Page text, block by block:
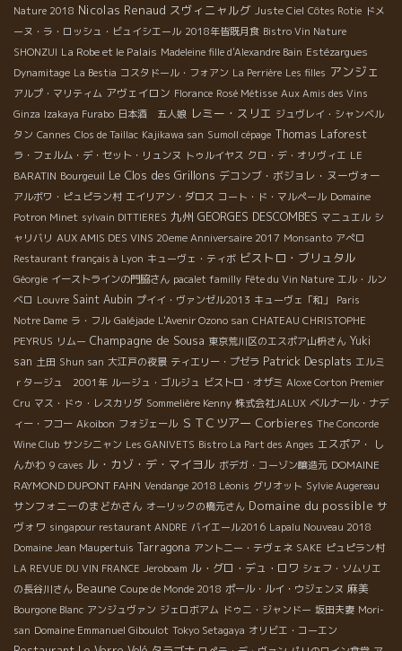
Nature 2018 Nicolas Renaud スヴィニャルグ Juste Ciel Côtes Rotie ドメ
ーヌ・ラ・ロッシュ・ビュイシエール 2018年皆既月食 Bistro Vin Nature
SHONZUI La Robe et le Palais Madeleine fille d'Alexandre Bain Estézargues
Dynamitage La Bestia コスタドール・フォアン La Perrière Les filles アンジェ
アルプ・マリティム アヴェイロン Florance Rosé Métisse Aux Amis des Vins
Ginza Izakaya Furabo 日本酒 五人娘 レミー・スリエ ジュヴレイ・シャンベル
タン Cannes Clos de Taillac Kajikawa san Sumoll cépage Thomas Laforest
ラ・フェルム・デ・セット・リュンヌ トゥルイヤス クロ・デ・オリヴィエ LE
BARATIN Bourgeuil Le Clos des Grillons デコンブ・ボジョレ・ヌーヴォー
アルボワ・ピュピラン村 エイリアン・ダロス コート・ド・マルペール Domaine
Potron Minet sylvain DITTIERES 九州 GEORGES DESCOMBES マニュエル シ
ャリバリ AUX AMIS DES VINS 20eme Anniversaire 2017 Monsanto アぺロ
Restaurant français à Lyon キューヴェ・ティボ ビストロ・ブリュタル
Géorgie イーストラインの門脇さん pacalet familly Fête du Vin Nature エル・ルン
ベロ Louvre Saint Aubin プイイ・ヴァンゼル2013 キューヴェ「和」
Paris
Notre Dame ラ・フル Galéjade L'Avenir Ozono san CHATEAU CHRISTOPHE
PEYRUS リムー Champagne de Sousa 東京荒川区のエスポア山枡さん Yuki
san 土田 Shun san 大江戸の夜景 ティエリー・プゼラ Patrick Desplats エルミ
ｒタージュ 2001年 ルージュ・ゴルジュ ビストロ・オザミ Aloxe Corton Premier
Cru マス・ドゥ・レスカリダ Sommelière Kenny 株式会社JALUX ベルナール・ナデ
ィー・フコー Akoibon フォジェール ＳＴＣツアー Corbieres The Concorde
Wine Club サンシニャン Les GANIVETS Bistro La Part des Anges エスポア・ し
んかわ 9 caves ル・カゾ・デ・マイヨル ボデガ・コーゾン醸造元 DOMAINE
RAYMOND DUPONT FAHN Vendange 2018 Léonis グリオット Sylvie Augereau
サンフォニーのまどかさん オーリックの橋元さん Domaine du possible サ
ヴォワ singapour restaurant ANDRE バイエール2016 Lapalu Nouveau 2018
Domaine Jean Maupertuis Tarragona アントニー・テヴェネ SAKE ピュピラン村
LA REVUE DU VIN FRANCE Jeroboam ル・グロ・デュ・ロワ シェフ・ソムリエ
の長谷川さん Beaune Coupe de Monde 2018 ポール・ルイ・ウジェンヌ 麻美
Bourgone Blanc アンジュヴァン ジェロボアム ドゥニ・ジャンドー 坂田夫妻 Mori-
san Domaine Emmanuel Giboulot Tokyo Setagaya オリビエ・コーエン